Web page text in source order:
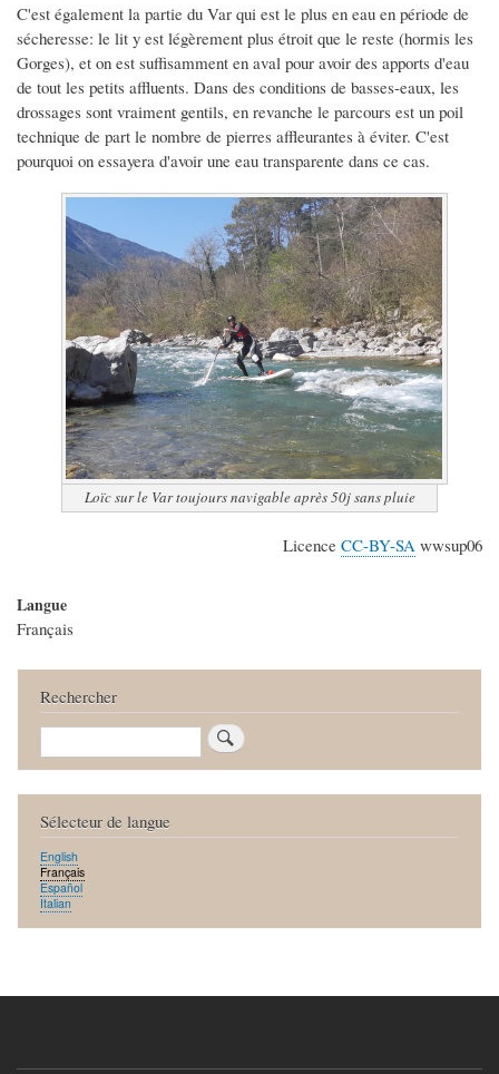
C'est également la partie du Var qui est le plus en eau en période de
sécheresse: le lit y est légèrement plus étroit que le reste (hormis les
Gorges), et on est suffisamment en aval pour avoir des apports d'eau
de tout les petits affluents. Dans des conditions de basses-eaux, les
drossages sont vraiment gentils, en revanche le parcours est un poil
technique de part le nombre de pierres affleurantes à éviter. C'est
pourquoi on essayera d'avoir une eau transparente dans ce cas.
Loïc sur le Var toujours navigable après 50j sans pluie
Licence CC-BY-SA wwsup06
Langue
Français
Rechercher
Rechercher
Sélecteur de langue
English
Français
Español
Italian